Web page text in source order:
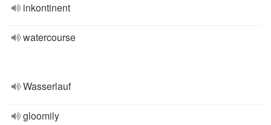
inkontinent
watercourse
Wasserlauf
gloomily